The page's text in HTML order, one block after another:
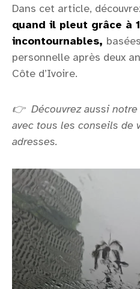
Dans cet article,
quand il pleut grâce à
incontournables,
personnelle après deux
Côte d’Ivoire.
👉 Découvrez aussi notre
avec tous les conseils de
adresses.